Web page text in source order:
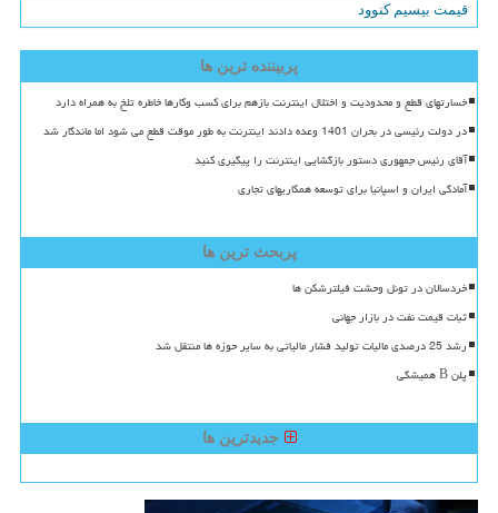
قیمت بیسیم کنوود
پربیننده ترین ها
خسارتهای قطع و محدودیت و اختلال اینترنت بازهم برای کسب وکارها خاطره تلخ به همراه دارد
در دولت رئیسی در بحران 1401 وعده دادند اینترنت به طور موقت قطع می شود اما ماندگار شد
آقای رئیس جمهوری دستور بازگشایی اینترنت را پیگیری کنید
آمادگی ایران و اسپانیا برای توسعه همکاریهای تجاری
پربحث ترین ها
خردسالان در تونل وحشت فیلترشکن ها
ثبات قیمت نفت در بازار جهانی
رشد 25 درصدی مالیات تولید فشار مالیاتی به سایر حوزه ها منتقل شد
پلن B همیشگی
جدیدترین ها